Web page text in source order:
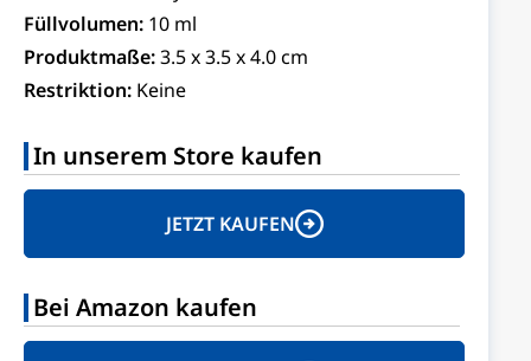
Füllvolumen: 10 ml
Produktmaße:3.5 x 3.5 x 4.0 cm
Restriktion: Keine
In unserem Store kaufen
JETZT KAUFEN
Bei Amazon kaufen